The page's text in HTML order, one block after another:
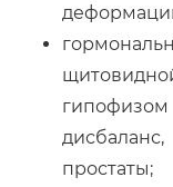
простаты;